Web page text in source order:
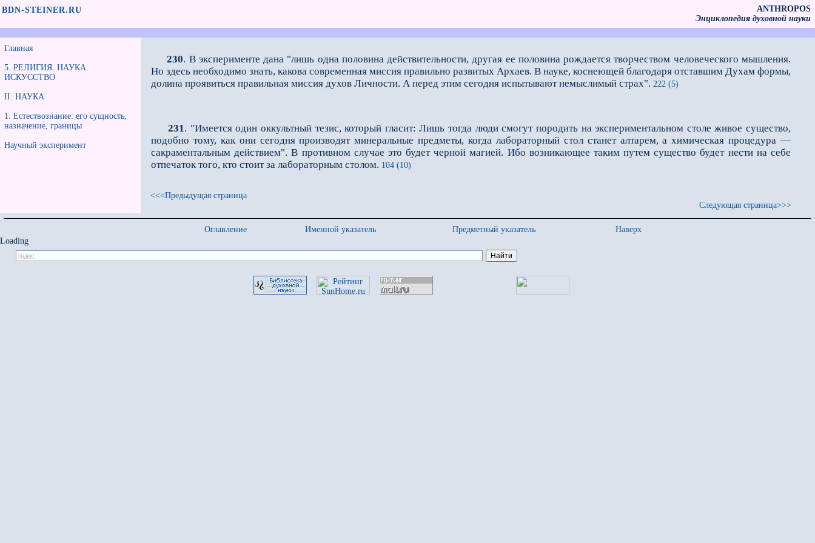
BDN-STEINER.RU
ANTHROPOS
Энциклопедия духовной науки
Главная
5. РЕЛИГИЯ. НАУКА.
ИСКУССТВО
II. НАУКА
1. Естествознание: его сущность,
назначение, границы
Научный эксперимент
230. В эксперименте дана "лишь одна половина действительности, другая ее половина рождается творчеством человеческого мышления.
Но здесь необходимо знать, какова современная миссия правильно развитых Архаев. В науке, коснеющей благодаря отставшим Духам формы,
долина проявиться правильная миссия духов Личности. А перед этим сегодня испытывают немыслимый страх". 222 (5)
231. "Имеется один оккультный тезис, который гласит: Лишь тогда люди смогут породить на экспериментальном столе живое существо,
подобно тому, как они сегодня производят минеральные предметы, когда лабораторный стол станет алтарем, а химическая процедура —
сакраментальным действием". В противном случае это будет черной магией. Ибо возникающее таким путем существо будет нести на себе
отпечаток того, кто стоит за лабораторным столом. 104 (10)
<<<Предыдущая страница
Следующая страница>>>
Оглавление Именной указатель Предметный указатель
Наверх
Loading